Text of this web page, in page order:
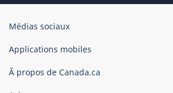
Organisation
gouvernement
Canada
Médias sociaux
Applications mobiles
Ã propos de Canada.ca